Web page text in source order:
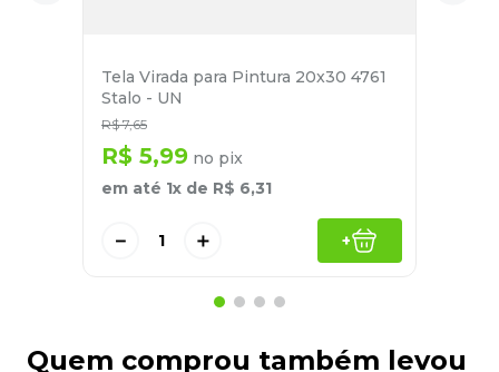
Tela Virada para Pintura 20x30 4761
Stalo - UN
R$ 7,65
R$ 5,99 no pix
em até 1x de R$ 6,31
＋
－ +
Quem comprou também levou